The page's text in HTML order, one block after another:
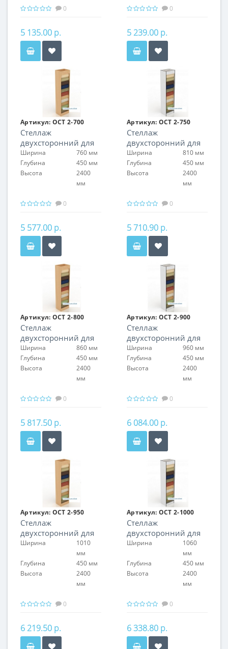
0
5 135.00 р.
0
5 239.00 р.
Артикул: ОСТ 2-700
Стеллаж
двухсторонний для
обоев
Ширина
760 мм
Глубина
450 мм
Высота
2400
мм
0
5 577.00 р.
Артикул: ОСТ 2-750
Стеллаж
двухсторонний для
обоев
Ширина
810 мм
Глубина
450 мм
Высота
2400
мм
0
5 710.90 р.
Артикул: ОСТ 2-800
Стеллаж
двухсторонний для
обоев
Ширина
860 мм
Глубина
450 мм
Высота
2400
мм
0
5 817.50 р.
Артикул: ОСТ 2-900
Стеллаж
двухсторонний для
обоев
Ширина
960 мм
Глубина
450 мм
Высота
2400
мм
0
6 084.00 р.
Артикул: ОСТ 2-950
Стеллаж
двухсторонний для
обоев
Ширина
1010
мм
Глубина
450 мм
Высота
2400
мм
0
6 219.50 р.
Артикул: ОСТ 2-1000
Стеллаж
двухсторонний для
обоев
Ширина
1060
мм
Глубина
450 мм
Высота
2400
мм
0
6 338.80 р.